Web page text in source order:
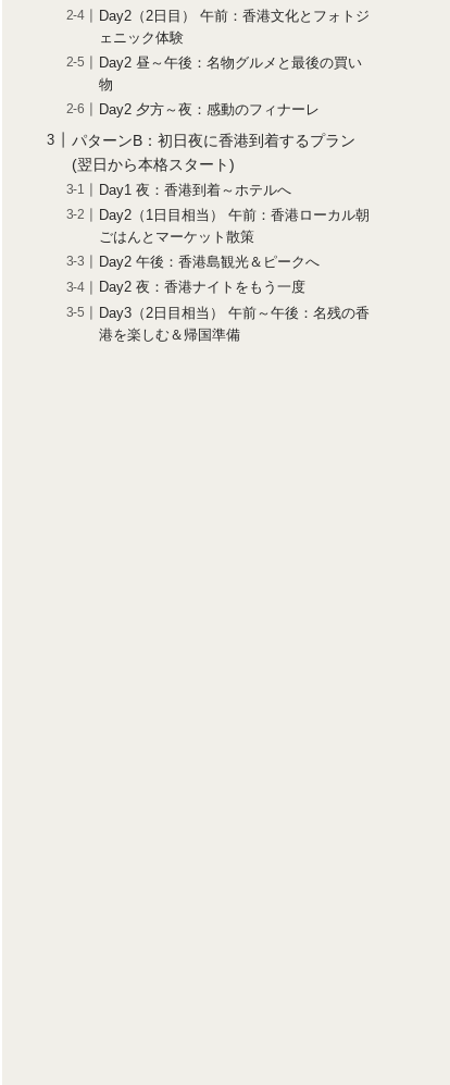
Day2（2日目） 午前：香港文化とフォトジ
ェニック体験
Day2 昼～午後：名物グルメと最後の買い
物
Day2 夕方～夜：感動のフィナーレ
パターンB：初日夜に香港到着するプラン
(翌日から本格スタート)
Day1 夜：香港到着～ホテルへ
Day2（1日目相当） 午前：香港ローカル朝
ごはんとマーケット散策
Day2 午後：香港島観光＆ピークへ
Day2 夜：香港ナイトをもう一度
Day3（2日目相当） 午前～午後：名残の香
港を楽しむ＆帰国準備